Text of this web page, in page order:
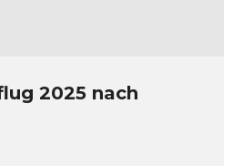
2025 nach